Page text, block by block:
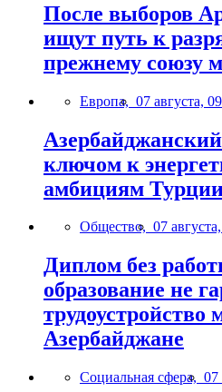
После выборов
ищут путь к
прежнему союзу
Европа, 07 августа,
ключом к
амбициям
Общество, 07
Диплом без
образование не
трудоустройство
Азербайджане
Социальная сфера, 07